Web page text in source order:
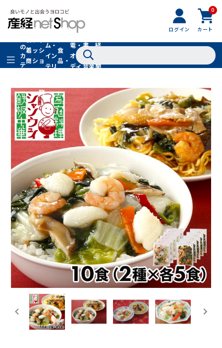
ログイン
0
カート
全
の
カ
テ
着
商
品
フ
ッ
シ
ョ
フ
ァ
シ
ョ
ン
物
ム・
イン
テリ
グル
食
品・
ドリ
家
電・
オー
ディ
書
籍・
音楽
経
聞